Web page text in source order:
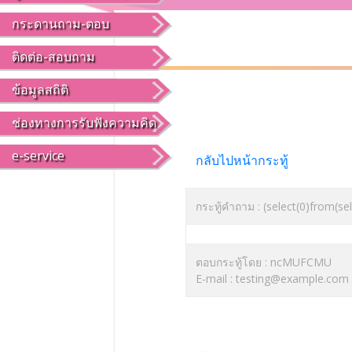
กระดานถาม-ตอบ
ติดต่อ-สอบถาม
ข้อมูลสถิติ
ช่องทางการรับฟังความคิด
e-service
กลับไปหน้ากระทู้
กระทู้คำถาม :
ตอบกระทู้โดย : ncMUFCMU
E-mail : testing@example.com